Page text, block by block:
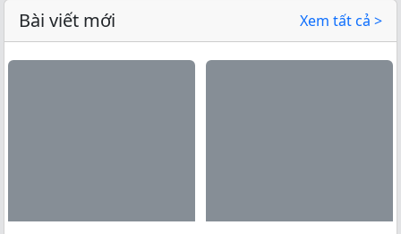
Bài viết mới Xem tất cả >